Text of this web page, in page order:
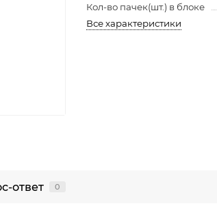
Кол-во пачек(шт.) в блоке
Все характеристики
ответ 0